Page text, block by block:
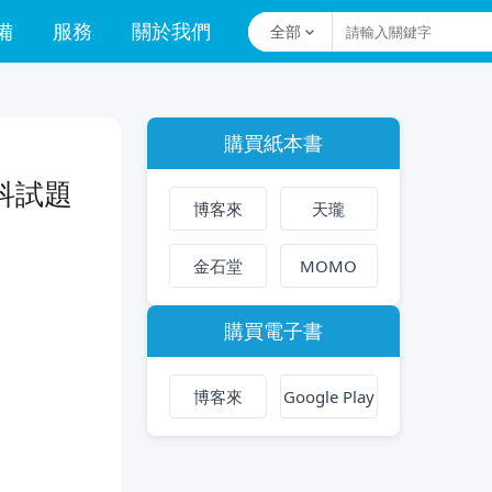
服務 關於我們 全部
試題
購買紙本書
博客來 天瓏
金石堂 MOMO
購買電子書
博客來 Google Play